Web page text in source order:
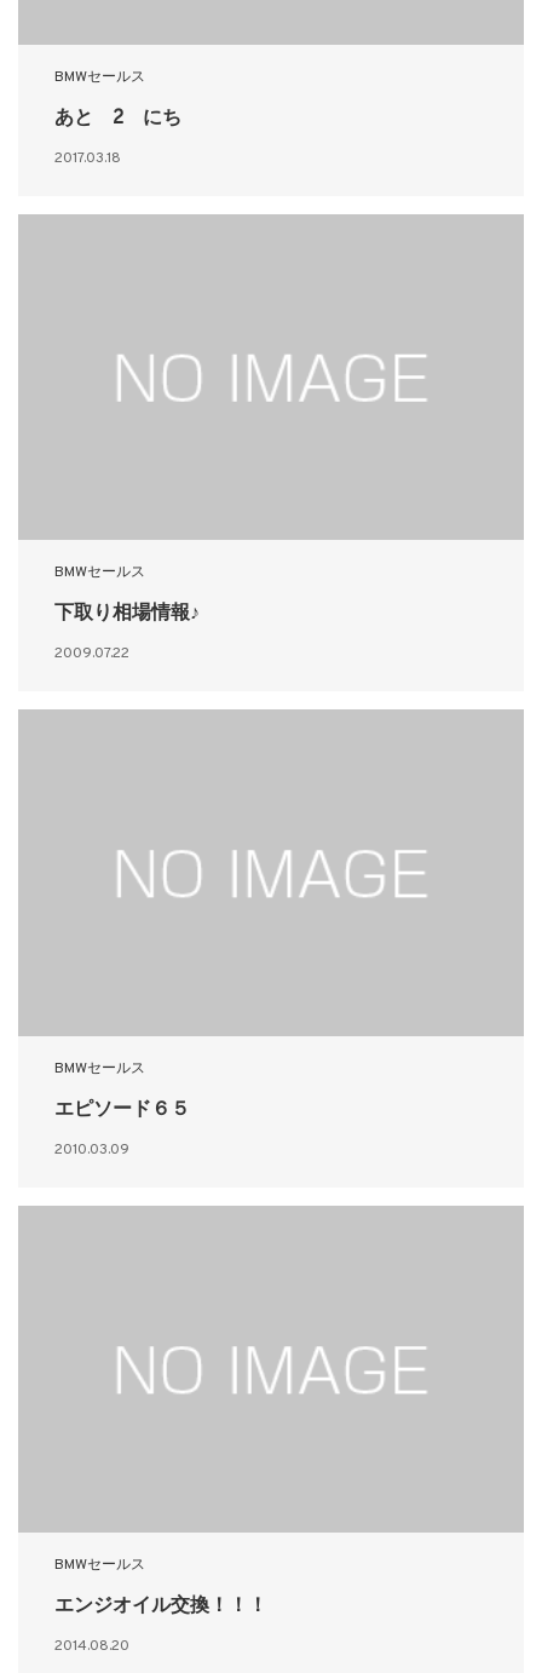
BMWセールス
あと 2 にち
2017.03.18
BMWセールス
下取り相場情報♪
2009.07.22
BMWセールス
エピソード６５
2010.03.09
BMWセールス
エンジオイル交換！！！
2014.08.20